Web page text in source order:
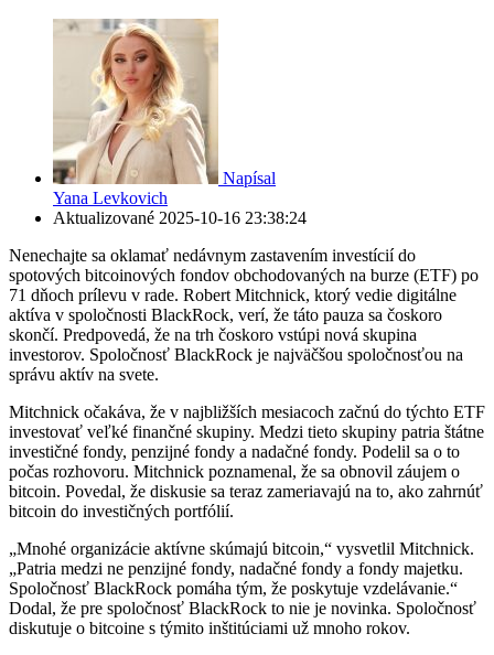
Napísal
Yana Levkovich
Aktualizované 2025-10-16 23:38:24
Nenechajte sa oklamať nedávnym zastavením investícií do
spotových bitcoinových fondov obchodovaných na burze (ETF) po
71 dňoch prílevu v rade. Robert Mitchnick, ktorý vedie digitálne
aktíva v spoločnosti BlackRock, verí, že táto pauza sa čoskoro
skončí. Predpovedá, že na trh čoskoro vstúpi nová skupina
investorov. Spoločnosť BlackRock je najväčšou spoločnosťou na
správu aktív na svete.
Mitchnick očakáva, že v najbližších mesiacoch začnú do týchto ETF
investovať veľké finančné skupiny. Medzi tieto skupiny patria štátne
investičné fondy, penzijné fondy a nadačné fondy. Podelil sa o to
počas rozhovoru. Mitchnick poznamenal, že sa obnovil záujem o
bitcoin. Povedal, že diskusie sa teraz zameriavajú na to, ako zahrnúť
bitcoin do investičných portfólií.
„Mnohé organizácie aktívne skúmajú bitcoin,“ vysvetlil Mitchnick.
„Patria medzi ne penzijné fondy, nadačné fondy a fondy majetku.
Spoločnosť BlackRock pomáha tým, že poskytuje vzdelávanie.“
Dodal, že pre spoločnosť BlackRock to nie je novinka. Spoločnosť
diskutuje o bitcoine s týmito inštitúciami už mnoho rokov.